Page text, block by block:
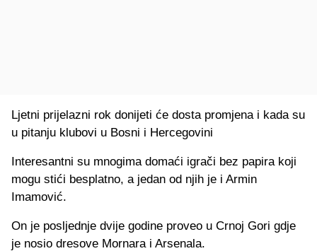
Ljetni prijelazni rok donijeti će dosta promjena i kada su
u pitanju klubovi u Bosni i Hercegovini
Interesantni su mnogima domaći igrači bez papira koji
mogu stići besplatno, a jedan od njih je i Armin
Imamović.
On je posljednje dvije godine proveo u Crnoj Gori gdje
je nosio dresove Mornara i Arsenala.